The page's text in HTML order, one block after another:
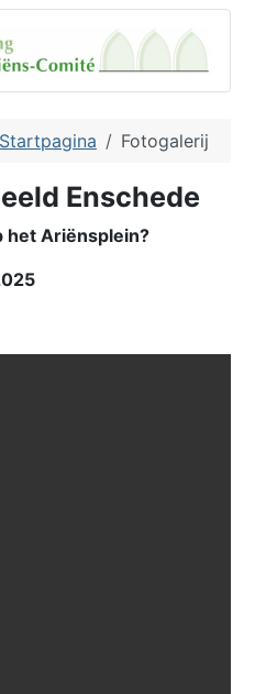
Startpagina Fotogalerij
Enschede
het Ariënsplein?